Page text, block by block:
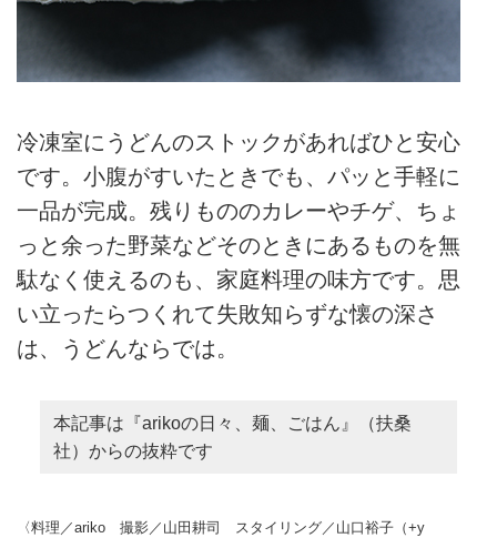
冷凍室にうどんのストックがあればひと安心
です。小腹がすいたときでも、パッと手軽に
一品が完成。残りもののカレーやチゲ、ちょ
っと余った野菜などそのときにあるものを無
駄なく使えるのも、家庭料理の味方です。思
い立ったらつくれて失敗知らずな懐の深さ
は、うどんならでは。
本記事は『arikoの日々、麺、ごはん』（扶桑
社）からの抜粋です
〈料理／ariko 撮影／山田耕司 スタイリング／山口裕子（+y